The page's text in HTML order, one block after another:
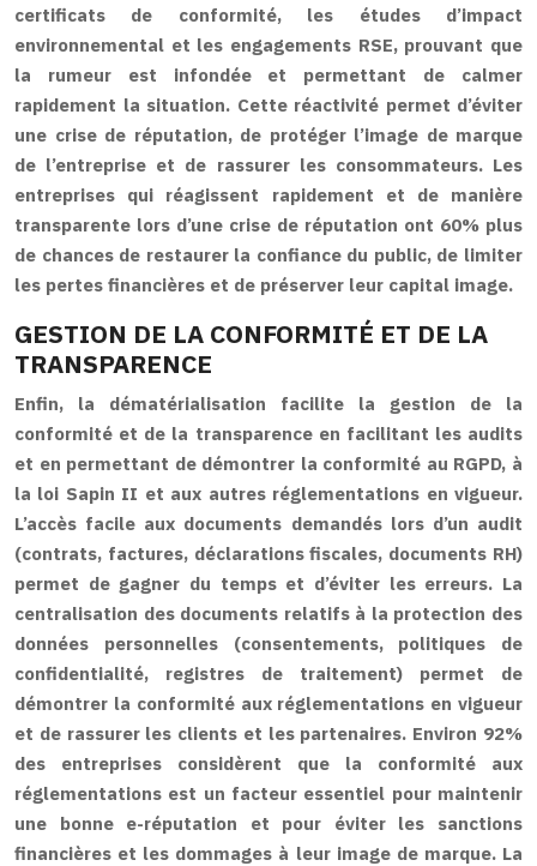
certificats de conformité, les études d’impact
environnemental et les engagements RSE, prouvant que
la rumeur est infondée et permettant de calmer
rapidement la situation. Cette réactivité permet d’éviter
une crise de réputation, de protéger l’image de marque
de l’entreprise et de rassurer les consommateurs. Les
entreprises qui réagissent rapidement et de manière
transparente lors d’une crise de réputation ont 60% plus
de chances de restaurer la confiance du public, de limiter
les pertes financières et de préserver leur capital image.
GESTION DE LA CONFORMITÉ ET DE LA
TRANSPARENCE
Enfin, la dématérialisation facilite la gestion de la
conformité et de la transparence en facilitant les audits
et en permettant de démontrer la conformité au RGPD, à
la loi Sapin II et aux autres réglementations en vigueur.
L’accès facile aux documents demandés lors d’un audit
(contrats, factures, déclarations fiscales, documents RH)
permet de gagner du temps et d’éviter les erreurs. La
centralisation des documents relatifs à la protection des
données personnelles (consentements, politiques de
confidentialité, registres de traitement) permet de
démontrer la conformité aux réglementations en vigueur
et de rassurer les clients et les partenaires. Environ 92%
des entreprises considèrent que la conformité aux
réglementations est un facteur essentiel pour maintenir
une bonne e-réputation et pour éviter les sanctions
financières et les dommages à leur image de marque. La